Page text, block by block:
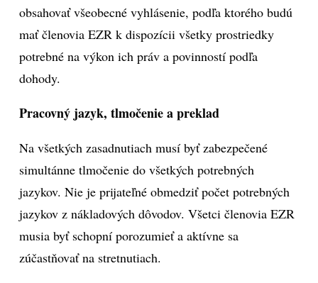
obsahovať všeobecné vyhlásenie, podľa ktorého budú
mať členovia EZR k dispozícii všetky prostriedky
potrebné na výkon ich práv a povinností podľa
dohody.
Pracovný jazyk, tlmočenie a preklad
Na všetkých zasadnutiach musí byť zabezpečené
simultánne tlmočenie do všetkých potrebných
jazykov. Nie je prijateľné obmedziť počet potrebných
jazykov z nákladových dôvodov. Všetci členovia EZR
musia byť schopní porozumieť a aktívne sa
zúčastňovať na stretnutiach.